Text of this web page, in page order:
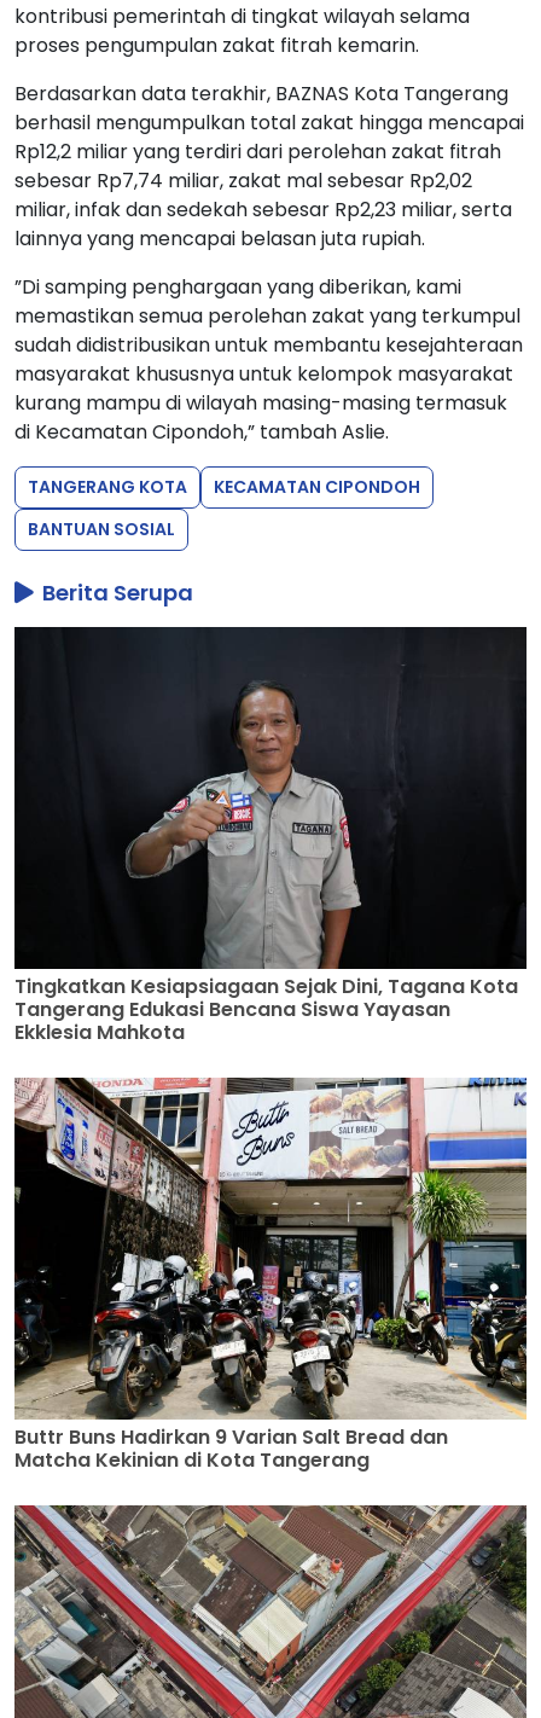
kontribusi pemerintah di tingkat wilayah selama
proses pengumpulan zakat fitrah kemarin.
Berdasarkan data terakhir, BAZNAS Kota Tangerang
berhasil mengumpulkan total zakat hingga mencapai
Rp12,2 miliar yang terdiri dari perolehan zakat fitrah
sebesar Rp7,74 miliar, zakat mal sebesar Rp2,02
miliar, infak dan sedekah sebesar Rp2,23 miliar, serta
lainnya yang mencapai belasan juta rupiah.
”Di samping penghargaan yang diberikan, kami
memastikan semua perolehan zakat yang terkumpul
sudah didistribusikan untuk membantu kesejahteraan
masyarakat khususnya untuk kelompok masyarakat
kurang mampu di wilayah masing-masing termasuk
di Kecamatan Cipondoh,” tambah Aslie.
TANGERANG KOTA
KECAMATAN CIPONDOH
BANTUAN SOSIAL
Berita Serupa
Tingkatkan Kesiapsiagaan Sejak Dini, Tagana Kota
Tangerang Edukasi Bencana Siswa Yayasan
Ekklesia Mahkota
Buttr Buns Hadirkan 9 Varian Salt Bread dan
Matcha Kekinian di Kota Tangerang